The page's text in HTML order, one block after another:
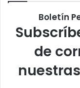
Boletín
de